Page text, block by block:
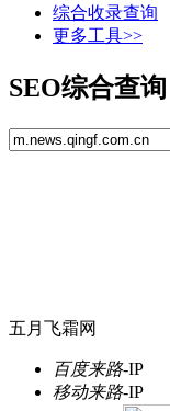
综合收录查询
更多工具>>
SEO综合查询
五月飞霜网
百度来路-IP
移动来路-IP